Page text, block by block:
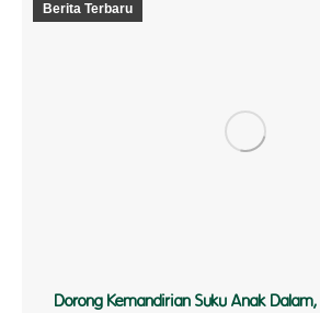
Berita Terbaru
Dorong Kemandirian Suku Anak Dalam,